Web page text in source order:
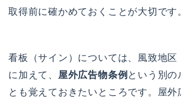
取得前に確かめておくことが大切です
看板（サイン）については、風致地区
に加えて、 屋外広告物条例 という別の
とも覚えておきたいところです。屋外